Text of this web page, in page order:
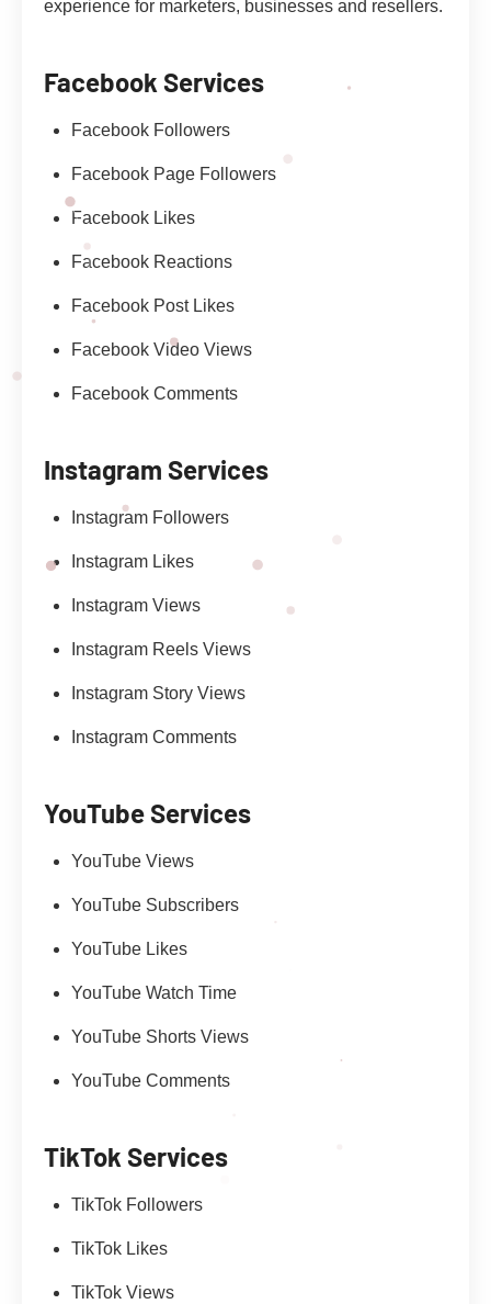
experience for marketers, businesses and resellers.
Facebook Services
Facebook Followers
Facebook Page Followers
Facebook Likes
Facebook Reactions
Facebook Post Likes
Facebook Video Views
Facebook Comments
Instagram Services
Instagram Followers
Instagram Likes
Instagram Views
Instagram Reels Views
Instagram Story Views
Instagram Comments
YouTube Services
YouTube Views
YouTube Subscribers
YouTube Likes
YouTube Watch Time
YouTube Shorts Views
YouTube Comments
TikTok Services
TikTok Followers
TikTok Likes
TikTok Views